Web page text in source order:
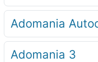
Adomania
Adomania 3